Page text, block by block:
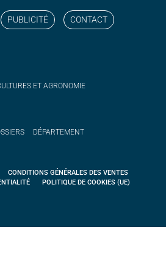
PUBLICITÉ CONTACT
ET AGRONOMIE
DÉPARTEMENT
CONDITIONS GÉNÉRALES DES VENTES
POLITIQUE DE COOKIES (UE)